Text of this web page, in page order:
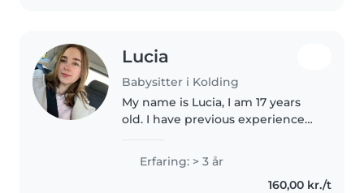
Lucia
Babysitter i Kolding
My name is Lucia, I am 17 years
old. I have previous experience
love being around kids, playing,
cooking or just talking, I was
Erfaring: > 3 år
160,00 kr./t